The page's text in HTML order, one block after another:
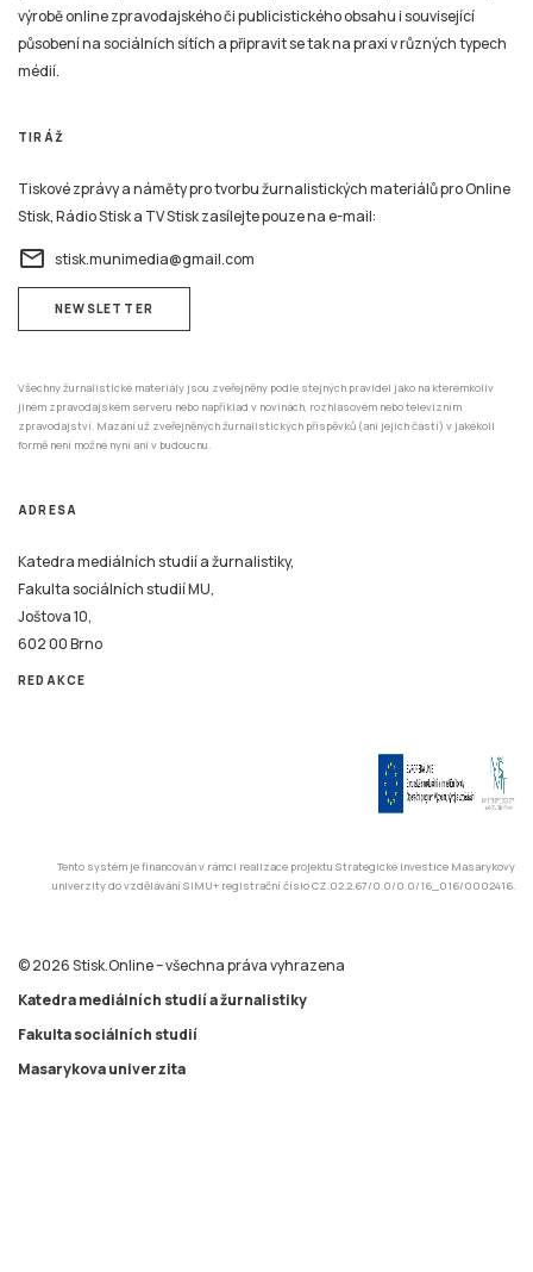
výrobě online zpravodajského či publicistického obsahu i související
působení na sociálních sítích a připravit se tak na praxi v různých typech
médií.
TIRÁŽ
Tiskové zprávy a náměty pro tvorbu žurnalistických materiálů pro Online
Stisk, Rádio Stisk a TV Stisk zasílejte pouze na e-mail:
email stisk.munimedia@gmail.com
NEWSLETTER
Všechny žurnalistické materiály jsou zveřejněny podle stejných pravidel jako na kterémkoliv
jiném zpravodajském serveru nebo například v novinách, rozhlasovém nebo televizním
zpravodajství. Mazání už zveřejněných žurnalistických příspěvků (ani jejich částí) v jakékoli
formě není možné nyní ani v budoucnu.
ADRESA
Katedra mediálních studií a žurnalistiky,
Fakulta sociálních studií MU,
Joštova 10,
602 00 Brno
REDAKCE
Tento systém je financován v rámci realizace projektu Strategické investice Masarykovy
univerzity do vzdělávání SIMU+ registrační číslo CZ.02.2.67/0.0/0.0/16_016/0002416.
© 2026 Stisk.Online – všechna práva vyhrazena
Katedra mediálních studií a žurnalistiky
Fakulta sociálních studií
Masarykova univerzita